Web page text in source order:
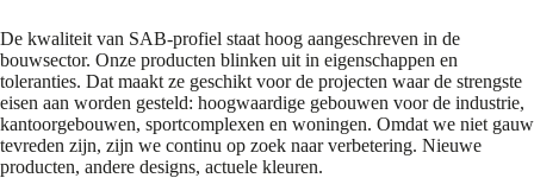
De kwaliteit van SAB-profiel staat hoog aangeschreven in de
bouwsector. Onze producten blinken uit in eigenschappen en
toleranties. Dat maakt ze geschikt voor de projecten waar de strengste
eisen aan worden gesteld: hoogwaardige gebouwen voor de industrie,
kantoorgebouwen, sportcomplexen en woningen. Omdat we niet gauw
tevreden zijn, zijn we continu op zoek naar verbetering. Nieuwe
producten, andere designs, actuele kleuren.